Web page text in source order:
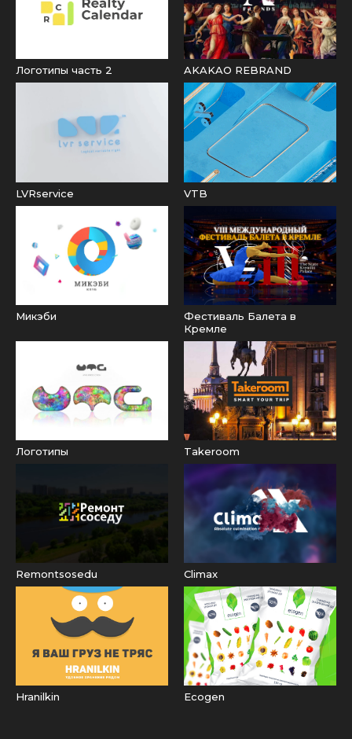
Логотипы часть 2 AKAKAO REBRAND
LVRservice VTB
Микэби
Фестиваль Балета в
Кремле
Логотипы Takeroom
Remontsosedu Climax
Hranilkin Ecogen